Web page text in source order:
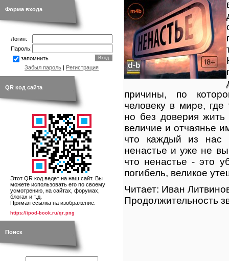
Форма входа
Логин:
Пароль:
запомнить
Забыл пароль | Регистрация
QR код сайта
Этот QR код ведет на наш сайт. Вы
можете использовать его по своему
усмотрению, на сайтах, форумах,
блогах и т.д.
Прямая ссылка на изображение:
https://ipod-book.ru/qr.png
Поиск
причины, по
человеку в мире,
но без доверия
величие и отчаянье
что каждый из нас
ненастье и уже не
что ненастье - это
погибель, великое
Читает: Иван
Продолжительность